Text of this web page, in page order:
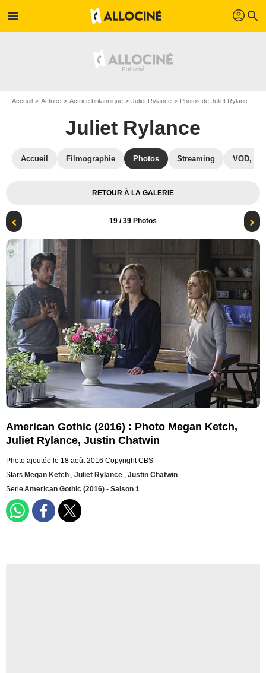
menu profil search
Accueil Actrice Actrice britannique Juliet Rylance Photos de Juliet Rylance
Juliet Rylance
Accueil Filmographie Photos Streaming VOD,
RETOUR À LA GALERIE
19 / 39 Photos
American Gothic (2016) : Photo Megan Ketch,
Juliet Rylance, Justin Chatwin
Photo ajoutée le 18 août 2016 Copyright CBS
Stars Megan Ketch , Juliet Rylance , Justin Chatwin
Serie American Gothic (2016) - Saison 1